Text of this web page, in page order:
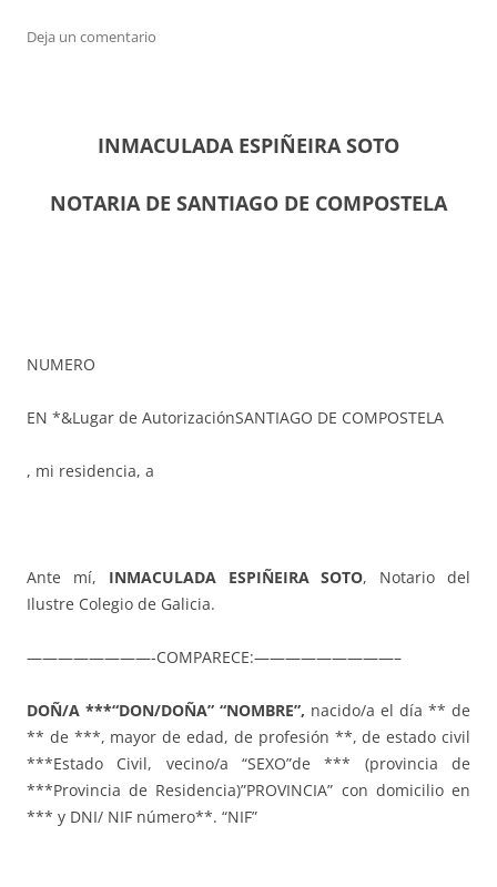
Deja un comentario
INMACULADA ESPIÑEIRA SOTO
NOTARIA DE SANTIAGO DE COMPOSTELA
NUMERO
EN *&Lugar de AutorizaciónSANTIAGO DE COMPOSTELA
, mi residencia, a
Ante mí, INMACULADA ESPIÑEIRA SOTO, Notario del
Ilustre Colegio de Galicia.
————————-COMPARECE:—————————–
DOÑ/A ***“DON/DOÑA” “NOMBRE”, nacido/a el día ** de
** de ***, mayor de edad, de profesión **, de estado civil
***Estado Civil, vecino/a “SEXO”de *** (provincia de
***Provincia de Residencia)”PROVINCIA” con domicilio en
*** y DNI/ NIF número**. “NIF”